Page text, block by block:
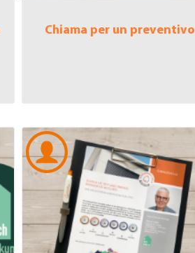
Chiama per un preventivo